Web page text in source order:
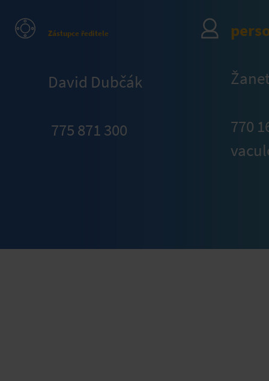
Zástupce ředitele
David Dubčák
775 871 300
770